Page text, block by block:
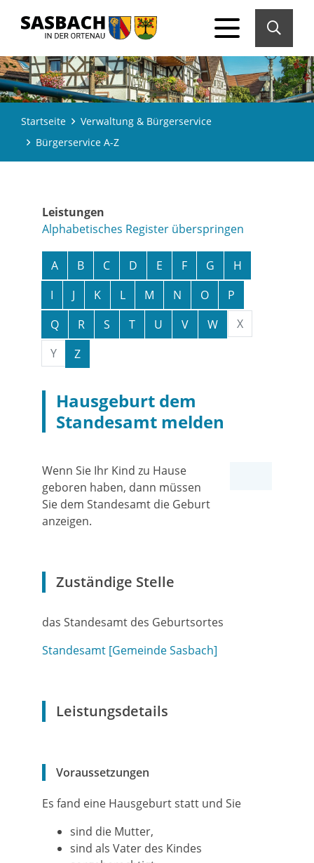
Startseite
Verwaltung & Bürgerservice
Bürgerservice A-Z
Leistungen
Alphabetisches Register überspringen
A B C D E F G
H
I
J K L M N O
P
Q
R S T U V W
X
Y
Z
Hausgeburt dem
Standesamt melden
Wenn Sie Ihr Kind zu Hause
geboren haben, dann müssen
Sie dem Standesamt die Geburt
anzeigen.
Zuständige Stelle
das Standesamt des Geburtsortes
Standesamt [Gemeinde Sasbach]
Leistungsdetails
Voraussetzungen
Es fand eine Hausgeburt statt und Sie
sind die Mutter,
sind als Vater des Kindes